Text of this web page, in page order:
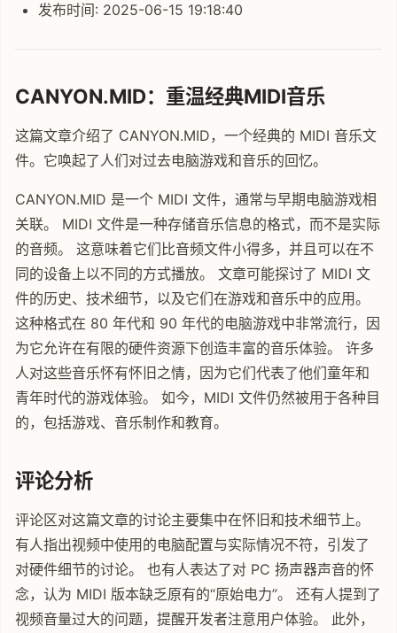
发布时间: 2025-06-15 19:18:40
CANYON.MID：重温经典MIDI音乐
这篇文章介绍了 CANYON.MID，一个经典的 MIDI 音乐文
件。它唤起了人们对过去电脑游戏和音乐的回忆。
CANYON.MID 是一个 MIDI 文件，通常与早期电脑游戏相
关联。 MIDI 文件是一种存储音乐信息的格式，而不是实际
的音频。 这意味着它们比音频文件小得多，并且可以在不
同的设备上以不同的方式播放。 文章可能探讨了 MIDI 文
件的历史、技术细节，以及它们在游戏和音乐中的应用。
这种格式在 80 年代和 90 年代的电脑游戏中非常流行，因
为它允许在有限的硬件资源下创造丰富的音乐体验。 许多
人对这些音乐怀有怀旧之情，因为它们代表了他们童年和
青年时代的游戏体验。 如今，MIDI 文件仍然被用于各种目
的，包括游戏、音乐制作和教育。
评论分析
评论区对这篇文章的讨论主要集中在怀旧和技术细节上。
有人指出视频中使用的电脑配置与实际情况不符，引发了
对硬件细节的讨论。 也有人表达了对 PC 扬声器声音的怀
念，认为 MIDI 版本缺乏原有的“原始电力”。 还有人提到了
视频音量过大的问题，提醒开发者注意用户体验。 此外，